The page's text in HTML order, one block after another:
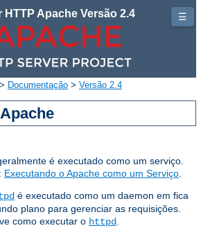
HTTP Apache Versão 2.4
> Documentação > Versão 2.4
é executado como um serviço.
Executando o Apache como um Serviço
é executado como um daemon em fica
plano para gerenciar as requisições.
como executar o httpd
☰